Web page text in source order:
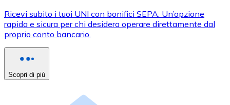
Ricevi subito i tuoi UNI con bonifici SEPA. Un’opzione
rapida e sicura per chi desidera operare direttamente dal
proprio conto bancario.
Scopri di più